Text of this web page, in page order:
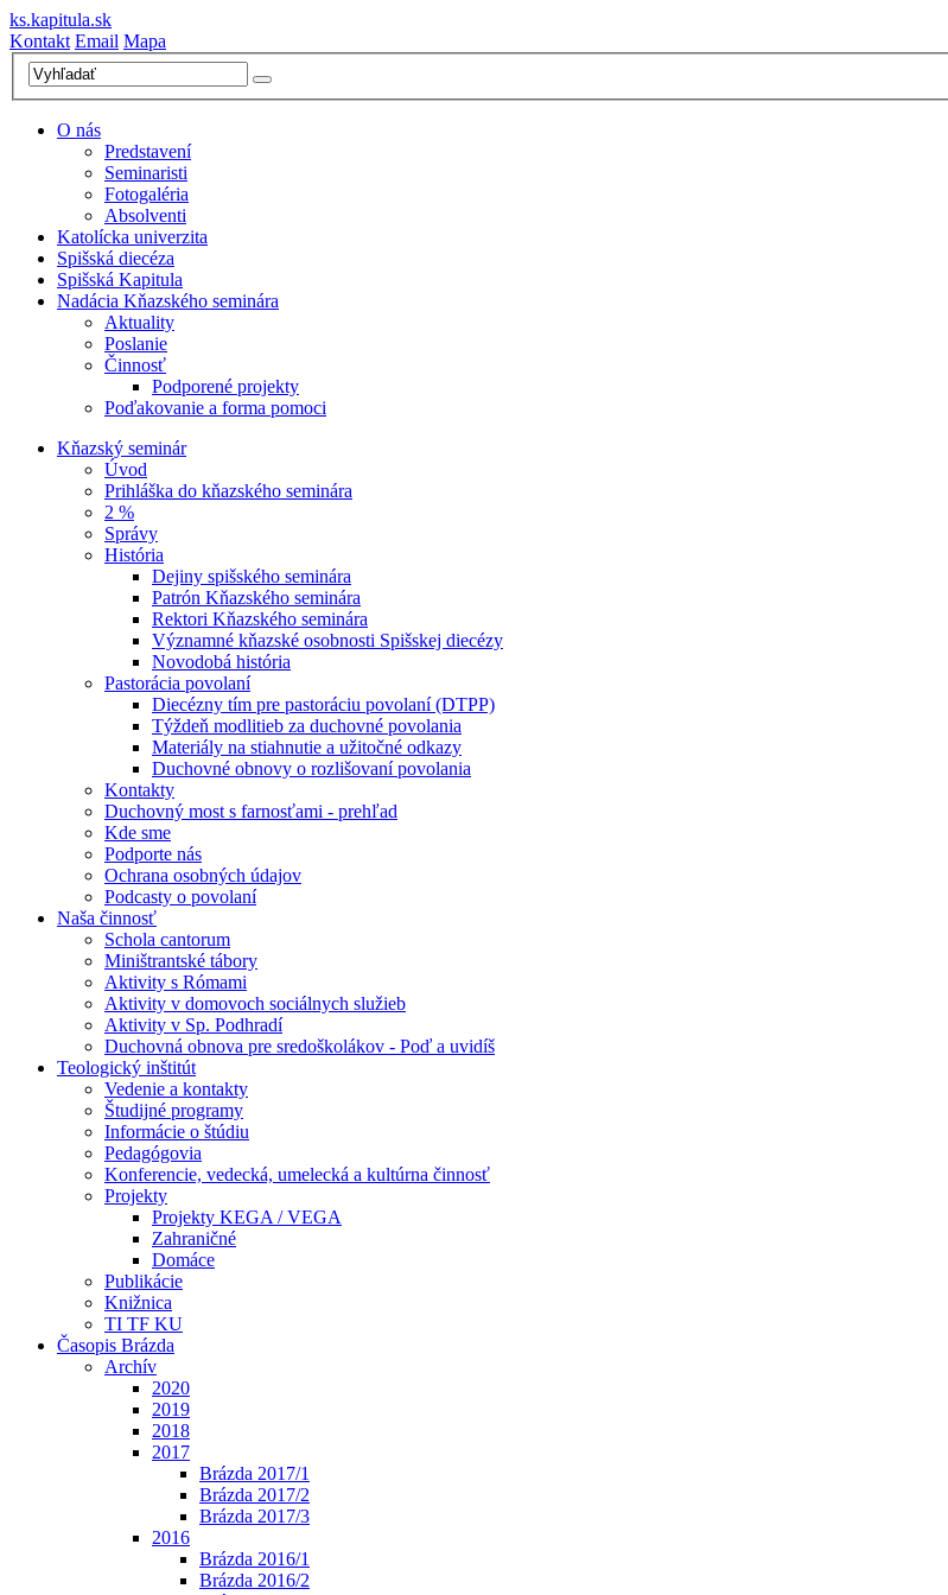
ks.kapitula.sk
Kontakt Email Mapa
O nás
Predstavení
Seminaristi
Fotogaléria
Absolventi
Katolícka univerzita
Spišská diecéza
Spišská Kapitula
Nadácia Kňazského seminára
Aktuality
Poslanie
Činnosť
Podporené projekty
Poďakovanie a forma pomoci
Kňazský seminár
Úvod
Prihláška do kňazského seminára
2 %
Správy
História
Dejiny spišského seminára
Patrón Kňazského seminára
Rektori Kňazského seminára
Významné kňazské osobnosti Spišskej diecézy
Novodobá história
Pastorácia povolaní
Diecézny tím pre pastoráciu povolaní (DTPP)
Týždeň modlitieb za duchovné povolania
Materiály na stiahnutie a užitočné odkazy
Duchovné obnovy o rozlišovaní povolania
Kontakty
Duchovný most s farnosťami - prehľad
Kde sme
Podporte nás
Ochrana osobných údajov
Podcasty o povolaní
Naša činnosť
Schola cantorum
Miništrantské tábory
Aktivity s Rómami
Aktivity v domovoch sociálnych služieb
Aktivity v Sp. Podhradí
Duchovná obnova pre sredoškolákov - Poď a uvidíš
Teologický inštitút
Vedenie a kontakty
Študijné programy
Informácie o štúdiu
Pedagógovia
Konferencie, vedecká, umelecká a kultúrna činnosť
Projekty
Projekty KEGA / VEGA
Zahraničné
Domáce
Publikácie
Knižnica
TI TF KU
Časopis Brázda
Archív
2020
2019
2018
2017
Brázda 2017/1
Brázda 2017/2
Brázda 2017/3
2016
Brázda 2016/1
Brázda 2016/2